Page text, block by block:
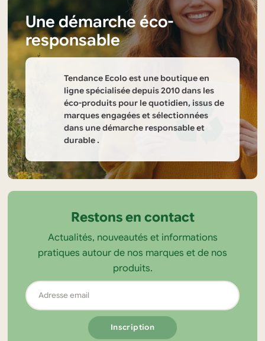
Informations
sur
boutique
Tendance
Une démarche éco-
responsable
Tendance Ecolo est une boutique en
ligne spécialisée depuis 2010 dans les
éco-produits pour le quotidien, issus de
marques engagées et sélectionnées
dans une démarche responsable et
durable .
Restons en contact
Actualités, nouveautés et informations
pratiques autour de nos marques et de nos
produits.
Adresse
email